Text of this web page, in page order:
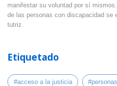
manifestar su voluntad por sí
de las personas con discapacidad se
tutriz.
Etiquetado
#acceso a la justicia